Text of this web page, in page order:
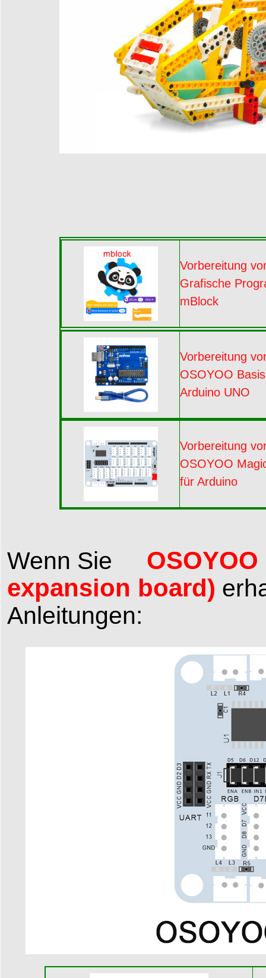
Vorbereitung
Grafische
mBlock
Vorbereitung
OSOYOO
Arduino UNO
Vorbereitung
OSOYOO
für Arduino
Wenn Sie
OSOYOO
expansion board)
Anleitungen: